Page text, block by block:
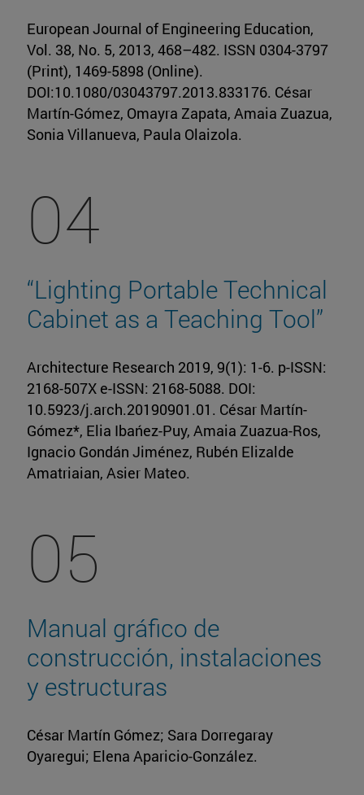
European Journal of Engineering Education,
Vol. 38, No. 5, 2013, 468–482. ISSN 0304-3797
(Print), 1469-5898 (Online).
DOI:10.1080/03043797.2013.833176. César
Martín-Gómez, Omayra Zapata, Amaia Zuazua,
Sonia Villanueva, Paula Olaizola.
04
“Lighting Portable Technical
Cabinet as a Teaching Tool”
Architecture Research 2019, 9(1): 1-6. p-ISSN:
2168-507X e-ISSN: 2168-5088. DOI:
10.5923/j.arch.20190901.01. César Martín-
Gómez*, Elia Ibańez-Puy, Amaia Zuazua-Ros,
Ignacio Gondán Jiménez, Rubén Elizalde
Amatriaian, Asier Mateo.
05
Manual gráfico de
construcción, instalaciones
y estructuras
César Martín Gómez; Sara Dorregaray
Oyaregui; Elena Aparicio-González.